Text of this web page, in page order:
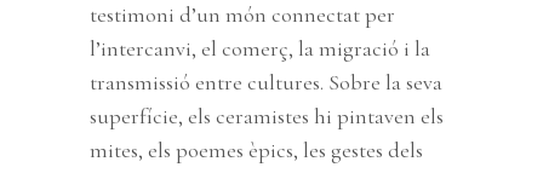
testimoni d’un món connectat per
l’intercanvi, el comerç, la migració i la
transmissió entre cultures. Sobre la seva
superfície, els ceramistes hi pintaven els
mites, els poemes èpics, les gestes dels